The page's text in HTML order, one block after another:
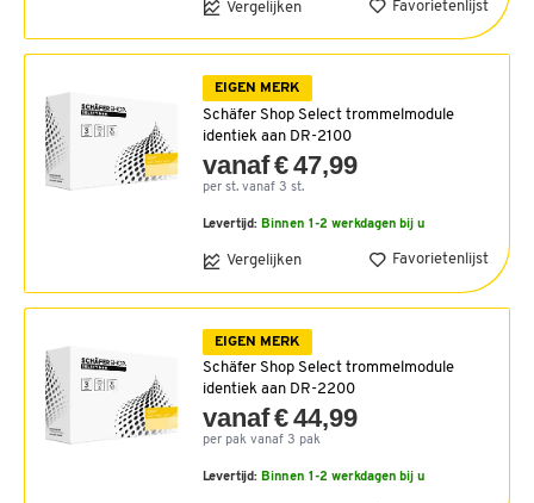
Vergelijken Favorietenlijst
EIGEN MERK
Schäfer Shop Select trommelmodule
identiek aan DR-2100
vanaf € 47,99
per st. vanaf 3 st.
Levertijd: Binnen 1-2 werkdagen bij u
Vergelijken Favorietenlijst
EIGEN MERK
Schäfer Shop Select trommelmodule
identiek aan DR-2200
vanaf € 44,99
per pak vanaf 3 pak
Levertijd: Binnen 1-2 werkdagen bij u